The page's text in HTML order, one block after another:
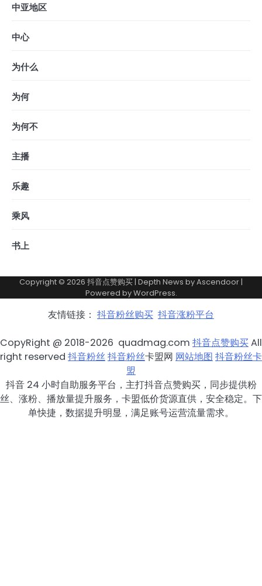
中亚地区
中心
为什么
为何
为何不
主播
乐趣
乘风
书上
Copyright © 2026 抖音点赞购买| Depth News byAscendoor|
Powered byWordPress.
友情链接： 抖音粉丝购买 抖音涨粉平台
CopyRight @ 2018-2026 quadmag.com 抖音点赞购买All
right reserved 抖音粉丝抖音粉丝卡盟网 网站地图 抖音粉丝卡
盟
抖音 24 小时自助服务平台，主打抖音点赞购买，同步提供粉
丝、涨粉、播放量提升服务，卡盟低价货源直供，安全稳定。下
单快捷，数据提升明显，满足账号运营流量需求。